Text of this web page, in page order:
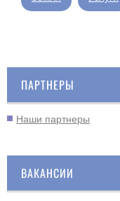
ПАРТНЕРЫ
Наши партнеры
ВАКАНСИИ